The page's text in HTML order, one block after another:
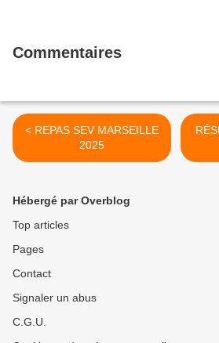
Commentaires
< REPAS SEV MARSEILLE
2025
Hébergé par Overblog
Top articles
Pages
Contact
Signaler un abus
C.G.U.